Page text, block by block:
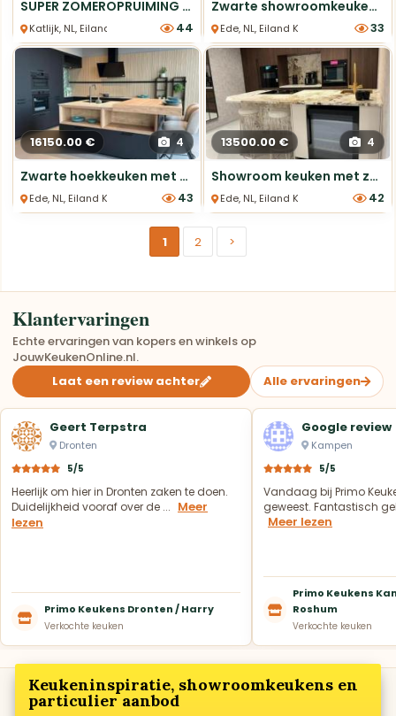
SUPER ZOMEROPRUIMING Complete showroomkookeiland met Quooker
Katlijk, NL, Eiland Keukens 44
Zwarte showroomkeuken met Quooker en 5 apparaten!
Ede, NL, Eiland Keukens 33
16150.00 € 4
Zwarte hoekkeuken met eiland
Ede, NL, Eiland Keukens 43
13500.00 € 4
Showroom keuken met zeer exclusief werkblad en 7 apparaten!
Ede, NL, Eiland Keukens 42
1 2 >
Klantervaringen
Echte ervaringen van kopers en winkels op
JouwKeukenOnline.nl.
Laat een review achter
Alle ervaringen
Geert Terpstra
Dronten
5/5
Heerlijk om hier in Dronten zaken te doen.
Duidelijkheid vooraf over de ... Meer
lezen
Primo Keukens Dronten / Harry
Verkochte keuken
Google review
Kampen
5/5
Vandaag bij Primo
geweest. Fantastisch
Meer lezen
Primo Keukens
Roshum
Verkochte keuken
Keukeninspiratie, showroomkeukens en
particulier aanbod